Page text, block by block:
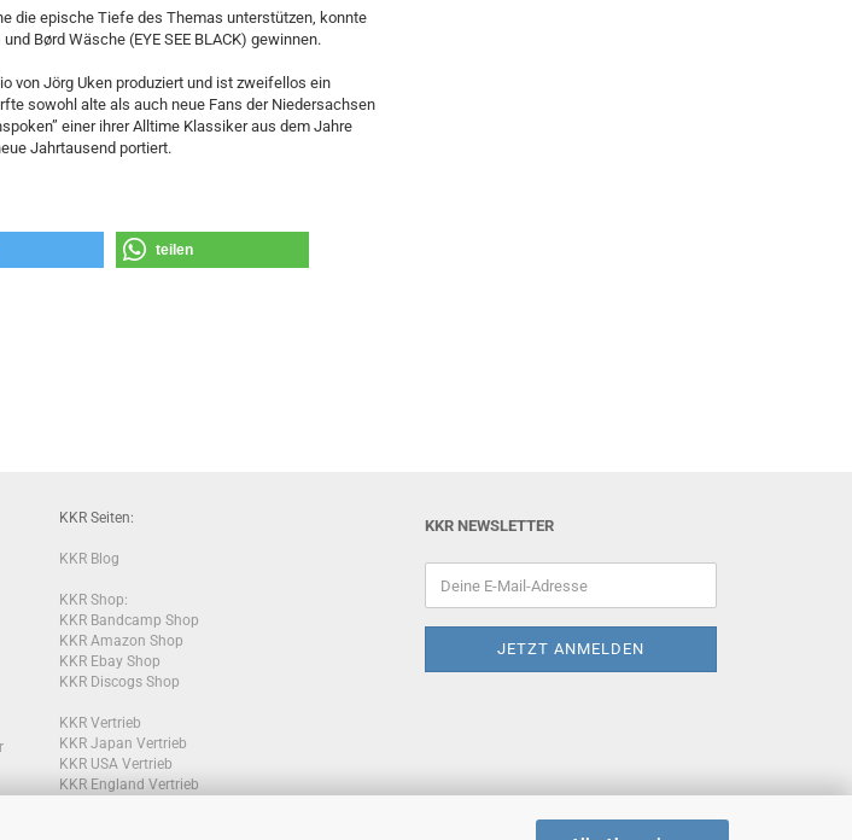
die epische Tiefe des Themas unterstützen, konnte
Børd Wäsche (EYE SEE BLACK) gewinnen.
von Jörg Uken produziert und ist zweifellos ein
sowohl alte als auch neue Fans der Niedersachsen
einer ihrer Alltime Klassiker aus dem Jahre
Jahrtausend portiert.
teilen
KKR Seiten:
KKR Blog
KKR Shop:
KKR Bandcamp Shop
KKR Amazon Shop
KKR Ebay Shop
KKR Discogs Shop
KKR Vertrieb
KKR Japan Vertrieb
KKR USA Vertrieb
KKR England Vertrieb
KKR NEWSLETTER